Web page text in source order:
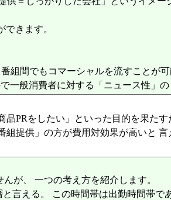
きます。
組間でもコマーシャルを流すことが
般消費者に対する「ニュース性」の
PRをしたい」といった目的を果た
提供」の方が費用対効果が高いと
が、 一つの考え方を紹介します。
える。 この時間帯は出勤時間帯であ